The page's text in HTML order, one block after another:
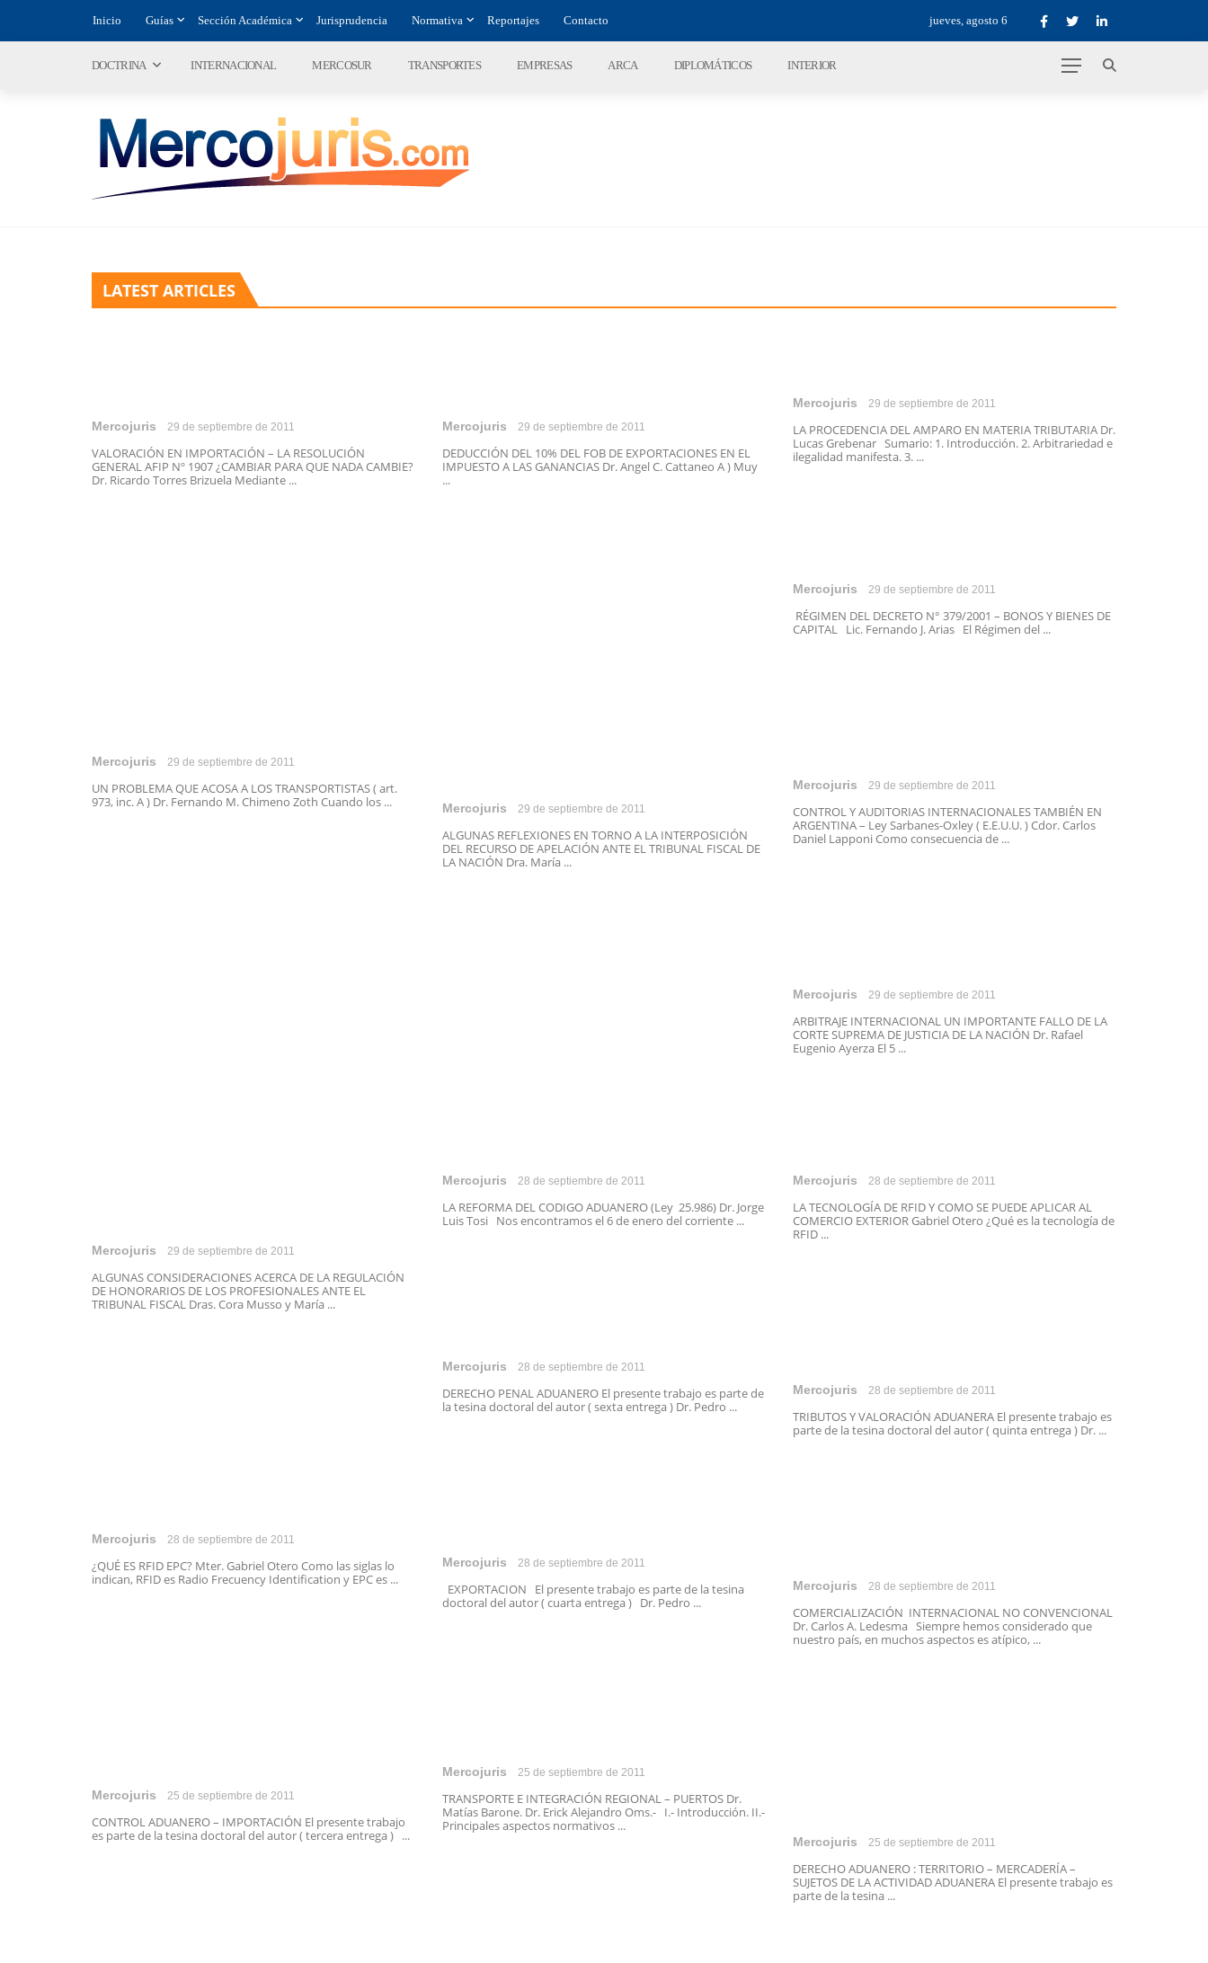
Inicio Guías Sección Académica Jurisprudencia Normativa Reportajes Contacto jueves, agosto 6
DOCTRINA INTERNACIONAL MERCOSUR TRANSPORTES EMPRESAS ARCA DIPLOMÁTICOS INTERIOR
LATEST ARTICLES
Mercojuris 29 de septiembre de 2011
VALORACIÓN EN IMPORTACIÓN – LA RESOLUCIÓN
GENERAL AFIP Nº 1907 ¿CAMBIAR PARA QUE NADA CAMBIE?
Dr. Ricardo Torres Brizuela Mediante ...
Mercojuris 29 de septiembre de 2011
DEDUCCIÓN DEL 10% DEL FOB DE EXPORTACIONES EN EL
IMPUESTO A LAS GANANCIAS Dr. Angel C. Cattaneo A ) Muy
...
Mercojuris 29 de septiembre de 2011
LA PROCEDENCIA DEL AMPARO EN MATERIA TRIBUTARIA Dr.
Lucas Grebenar Sumario: 1. Introducción. 2. Arbitrariedad e
ilegalidad manifesta. 3. ...
Mercojuris 29 de septiembre de 2011
RÉGIMEN DEL DECRETO N° 379/2001 – BONOS Y BIENES DE
CAPITAL Lic. Fernando J. Arias El Régimen del ...
Mercojuris 29 de septiembre de 2011
UN PROBLEMA QUE ACOSA A LOS TRANSPORTISTAS ( art.
973, inc. A ) Dr. Fernando M. Chimeno Zoth Cuando los ...
Mercojuris 29 de septiembre de 2011
ALGUNAS REFLEXIONES EN TORNO A LA INTERPOSICIÓN
DEL RECURSO DE APELACIÓN ANTE EL TRIBUNAL FISCAL DE
LA NACIÓN Dra. María ...
Mercojuris 29 de septiembre de 2011
CONTROL Y AUDITORIAS INTERNACIONALES TAMBIÉN EN
ARGENTINA – Ley Sarbanes-Oxley ( E.E.U.U. ) Cdor. Carlos
Daniel Lapponi Como consecuencia de ...
Mercojuris 29 de septiembre de 2011
ARBITRAJE INTERNACIONAL UN IMPORTANTE FALLO DE LA
CORTE SUPREMA DE JUSTICIA DE LA NACIÓN Dr. Rafael
Eugenio Ayerza El 5 ...
Mercojuris 29 de septiembre de 2011
ALGUNAS CONSIDERACIONES ACERCA DE LA REGULACIÓN
DE HONORARIOS DE LOS PROFESIONALES ANTE EL
TRIBUNAL FISCAL Dras. Cora Musso y María ...
Mercojuris 28 de septiembre de 2011
LA REFORMA DEL CODIGO ADUANERO (Ley 25.986) Dr. Jorge
Luis Tosi Nos encontramos el 6 de enero del corriente ...
Mercojuris 28 de septiembre de 2011
LA TECNOLOGÍA DE RFID Y COMO SE PUEDE APLICAR AL
COMERCIO EXTERIOR Gabriel Otero ¿Qué es la tecnología de
RFID ...
Mercojuris 28 de septiembre de 2011
DERECHO PENAL ADUANERO El presente trabajo es parte de
la tesina doctoral del autor ( sexta entrega ) Dr. Pedro ...
Mercojuris 28 de septiembre de 2011
TRIBUTOS Y VALORACIÓN ADUANERA El presente trabajo es
parte de la tesina doctoral del autor ( quinta entrega ) Dr. ...
Mercojuris 28 de septiembre de 2011
¿QUÉ ES RFID EPC? Mter. Gabriel Otero Como las siglas lo
indican, RFID es Radio Frecuency Identification y EPC es ...
Mercojuris 28 de septiembre de 2011
EXPORTACION El presente trabajo es parte de la tesina
doctoral del autor ( cuarta entrega ) Dr. Pedro ...
Mercojuris 28 de septiembre de 2011
COMERCIALIZACIÓN INTERNACIONAL NO CONVENCIONAL
Dr. Carlos A. Ledesma Siempre hemos considerado que
nuestro país, en muchos aspectos es atípico, ...
Mercojuris 25 de septiembre de 2011
CONTROL ADUANERO – IMPORTACIÓN El presente trabajo
es parte de la tesina doctoral del autor ( tercera entrega ) ...
Mercojuris 25 de septiembre de 2011
TRANSPORTE E INTEGRACIÓN REGIONAL – PUERTOS Dr.
Matías Barone. Dr. Erick Alejandro Oms.- I.- Introducción. II.-
Principales aspectos normativos ...
Mercojuris 25 de septiembre de 2011
DERECHO ADUANERO : TERRITORIO – MERCADERÍA –
SUJETOS DE LA ACTIVIDAD ADUANERA El presente trabajo es
parte de la tesina ...